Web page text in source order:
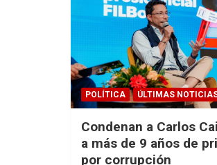
POLÍTICA ÚLTIMAS
Condenan a Carlos
a más de 9 años de
por corrupción